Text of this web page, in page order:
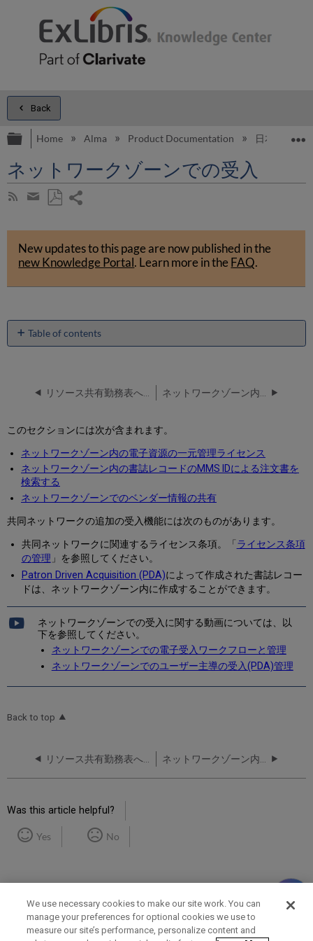
Back
Expand/collapse global hierarchy
Home Alma Product Documentation 日本語
ネットワークゾーンでの受入
Subscribe
RSS
Share
by
email
as
PDF
New updates to this page are now published in the
new Knowledge Portal. Learn more in theFAQ.
Table of contents
No
このセクションには次が含まれます。
ネットワークゾーン内の電子資源の一元管理ライセンス
ネットワークゾーン内の書誌レコードのMMS IDによる注文書を
検索する
ネットワークゾーンでのベンダー情報の共有
共同ネットワークの追加の受入機能には次のものがあります。
共同ネットワークに関連するライセンス条項。「 ライセンス条項
の管理 」を参照してください。
Patron Driven Acquisition (PDA)によって作成された書誌レコー
ドは、ネットワークゾーン内に作成することができます。
ネットワークゾーンでの受入に関する動画については、以
下を参照してください。
ネットワークゾーンでの電子受入ワークフローと管理
ネットワークゾーンでのユーザー主導の受入(PDA)管理
Back to top
リソース共有勤務表へネットワークパートナーを追加 ネットワークゾーン内の電子資源の一元管理ライセンス
Was this article helpful?
Yes No
Term of Use Privacy Policy Contact Us
We use necessary cookies to make our site work. You can
manage your preferences for optional cookies we use to
measure our site’s performance, personalize content and